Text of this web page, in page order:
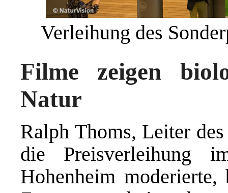
Verleihung des
Filme zeigen
Natur
Ralph Thoms, Leiter
die Preisverleihung
Hohenheim moderierte,